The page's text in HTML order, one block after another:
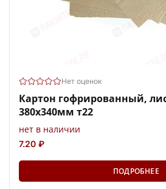
Нет оценок
Картон гофрированный,
380х340мм т22
нет в наличии
7.20 ₽
ПОДРОБНЕЕ